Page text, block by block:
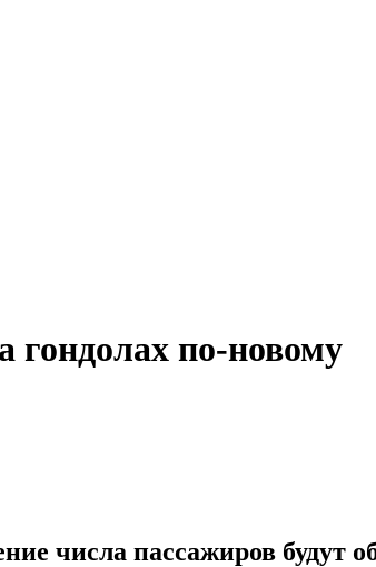
гондолах по-новому
числа пассажиров будут